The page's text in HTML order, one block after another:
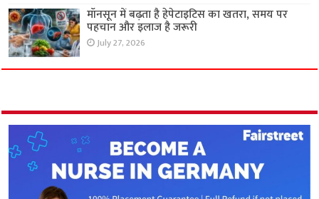
मॉनसून में बढ़ता है हेपेटाइटिस का खतरा, समय पर
पहचान और इलाज है जरूरी
July 27, 2026